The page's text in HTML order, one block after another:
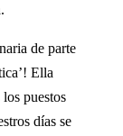
de parte
Ella
puestos
días se